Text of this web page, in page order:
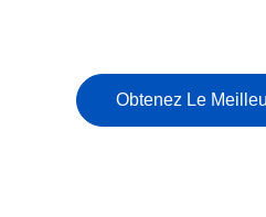
Obtenez Le